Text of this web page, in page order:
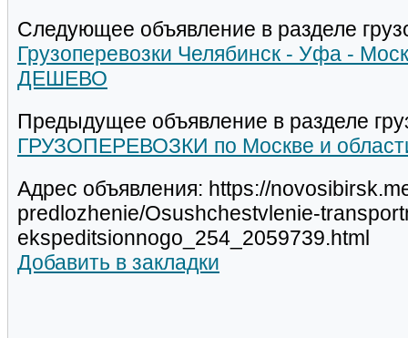
Следующее объявление в разделе
Грузоперевозки Челябинск - Уфа -
ДЕШЕВО
Предыдущее объявление в разделе
ГРУЗОПЕРЕВОЗКИ по Москве и
Адрес объявления: https://
predlozhenie/Osushchestvlenie-
ekspeditsionnogo_254_2059739.html
Добавить в закладки